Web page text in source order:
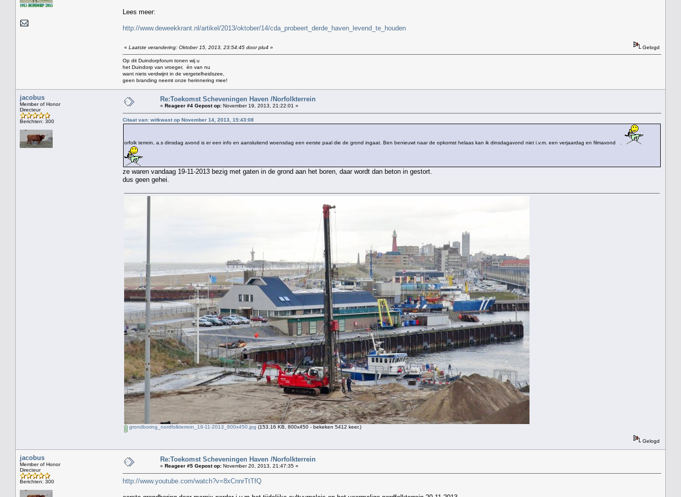
Lees meer:
http://www.deweekkrant.nl/artikel/2013/oktober/14/cda_probeert_derde_haven_levend_te_houden
« Laatste verandering: Oktober 15, 2013, 23:54:45 door plu4 » Gelogd
Op dit Duindorpforum tonen wij u
het Duindorp van vroeger, én van nu
want niets verdwijnt in de vergetelheidszee,
geen branding neemt onze herinnering mee!
jacobus
Member of Honor
Directeur
Berichten: 300
Re:Toekomst Scheveningen Haven /Norfolkterrein
« Reageer #4 Gepost op: November 19, 2013, 21:22:01 »
Citaat van: witkwast op November 14, 2013, 15:43:08
orfolk terrein, a.s dinsdag avond is er een info en aansluitend woensdag een eerste paal die de grond ingaat. Ben benieuwt naar de opkomst helaas kan ik dinsdagavond niet i.v.m. een verjaardag en filmavond
ze waren vandaag 19-11-2013 bezig met gaten in de grond aan het boren, daar wordt dan beton in gestort.
dus geen gehei.
grondboring_nordfolkterrein_19-11-2013_800x450.jpg (153.16 KB, 800x450 - bekeken 5412 keer.)
Gelogd
jacobus
Member of Honor
Directeur
Berichten: 300
Re:Toekomst Scheveningen Haven /Norfolkterrein
« Reageer #5 Gepost op: November 20, 2013, 21:47:35 »
http://www.youtube.com/watch?v=8xCnnrTtTfQ